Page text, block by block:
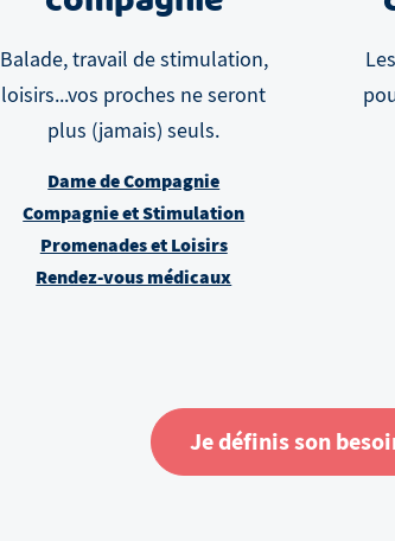
Balade, travail de stimulation,
loisirs...vos proches ne seront
plus (jamais) seuls.
Dame de Compagnie
Compagnie et Stimulation
Promenades et Loisirs
Rendez-vous médicaux
Je définis son